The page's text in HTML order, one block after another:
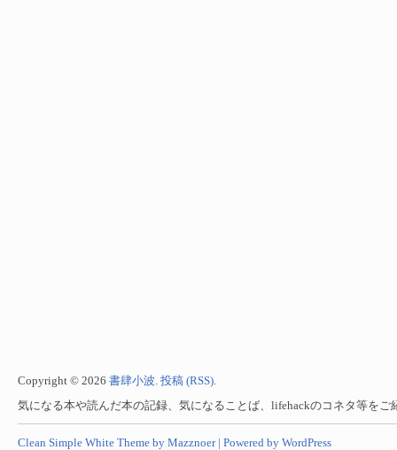
Copyright © 2026 書肆小波. 投稿 (RSS).
気になる本や読んだ本の記録、気になることば、lifehackのコネタ等をご
Clean Simple White Theme by Mazznoer | Powered by WordPress